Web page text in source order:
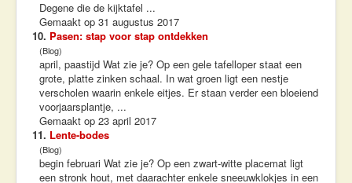
Degene die de kijktafel ...
Gemaakt op 31 augustus 2017
10. Pasen: stap voor stap ontdekken
(Blog)
april, paastijd Wat zie je? Op een gele tafelloper staat een
grote, platte zinken schaal. In wat groen ligt een nestje
verscholen waarin enkele eitjes. Er staan verder een bloeiend
voorjaarsplantje, ...
Gemaakt op 23 april 2017
11. Lente-bodes
(Blog)
begin februari Wat zie je? Op een zwart-witte placemat ligt
een stronk hout, met daarachter enkele sneeuwklokjes in een